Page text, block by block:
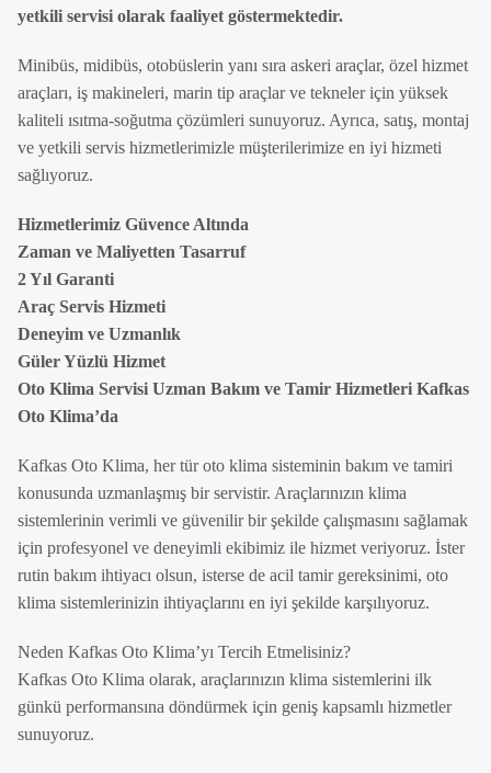
yetkili servisi olarak faaliyet göstermektedir.
Minibüs, midibüs, otobüslerin yanı sıra askeri araçlar, özel hizmet
araçları, iş makineleri, marin tip araçlar ve tekneler için yüksek
kaliteli ısıtma-soğutma çözümleri sunuyoruz. Ayrıca, satış, montaj
ve yetkili servis hizmetlerimizle müşterilerimize en iyi hizmeti
sağlıyoruz.
Hizmetlerimiz Güvence Altında
Zaman ve Maliyetten Tasarruf
2 Yıl Garanti
Araç Servis Hizmeti
Deneyim ve Uzmanlık
Güler Yüzlü Hizmet
Oto Klima Servisi Uzman Bakım ve Tamir Hizmetleri Kafkas
Oto Klima’da
Kafkas Oto Klima, her tür oto klima sisteminin bakım ve tamiri
konusunda uzmanlaşmış bir servistir. Araçlarınızın klima
sistemlerinin verimli ve güvenilir bir şekilde çalışmasını sağlamak
için profesyonel ve deneyimli ekibimiz ile hizmet veriyoruz. İster
rutin bakım ihtiyacı olsun, isterse de acil tamir gereksinimi, oto
klima sistemlerinizin ihtiyaçlarını en iyi şekilde karşılıyoruz.
Neden Kafkas Oto Klima’yı Tercih Etmelisiniz?
Kafkas Oto Klima olarak, araçlarınızın klima sistemlerini ilk
günkü performansına döndürmek için geniş kapsamlı hizmetler
sunuyoruz.